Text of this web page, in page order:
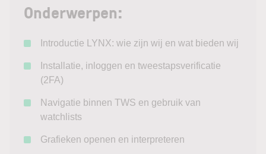
Onderwerpen:
Introductie LYNX: wie zijn wij en wat bieden wij
Installatie, inloggen en tweestapsverificatie
(2FA)
Navigatie binnen TWS en gebruik van
watchlists
Grafieken openen en interpreteren